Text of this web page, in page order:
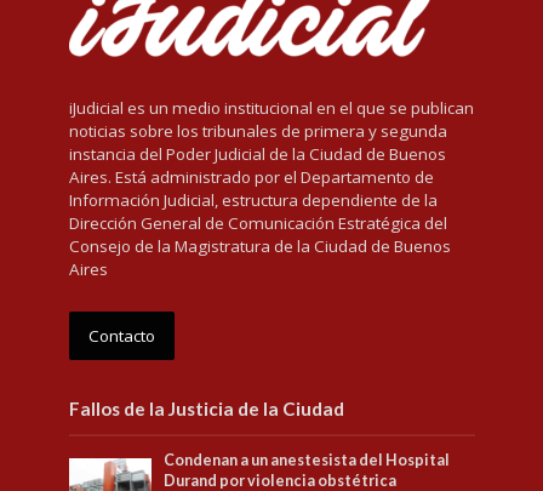
iJudicial es un medio institucional en el que se publican
noticias sobre los tribunales de primera y segunda
instancia del Poder Judicial de la Ciudad de Buenos
Aires. Está administrado por el Departamento de
Información Judicial, estructura dependiente de la
Dirección General de Comunicación Estratégica del
Consejo de la Magistratura de la Ciudad de Buenos
Aires
Contacto
Fallos de la Justicia de la Ciudad
Condenan a un anestesista del Hospital
Durand por violencia obstétrica